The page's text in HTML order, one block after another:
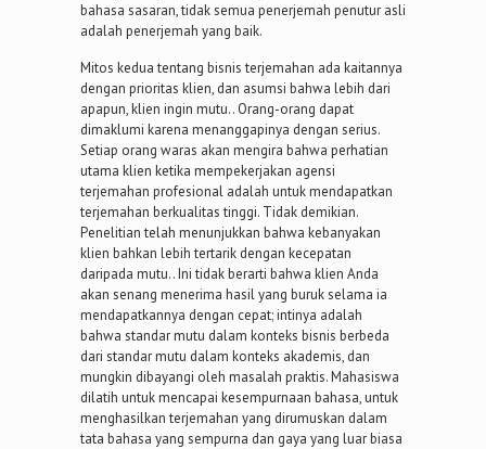
bahasa sasaran, tidak semua penerjemah penutur asli
adalah penerjemah yang baik.
Mitos kedua tentang bisnis terjemahan ada kaitannya
dengan prioritas klien, dan asumsi bahwa lebih dari
apapun, klien ingin mutu.. Orang-orang dapat
dimaklumi karena menanggapinya dengan serius.
Setiap orang waras akan mengira bahwa perhatian
utama klien ketika mempekerjakan agensi
terjemahan profesional adalah untuk mendapatkan
terjemahan berkualitas tinggi. Tidak demikian.
Penelitian telah menunjukkan bahwa kebanyakan
klien bahkan lebih tertarik dengan kecepatan
daripada mutu.. Ini tidak berarti bahwa klien Anda
akan senang menerima hasil yang buruk selama ia
mendapatkannya dengan cepat; intinya adalah
bahwa standar mutu dalam konteks bisnis berbeda
dari standar mutu dalam konteks akademis, dan
mungkin dibayangi oleh masalah praktis. Mahasiswa
dilatih untuk mencapai kesempurnaan bahasa, untuk
menghasilkan terjemahan yang dirumuskan dalam
tata bahasa yang sempurna dan gaya yang luar biasa